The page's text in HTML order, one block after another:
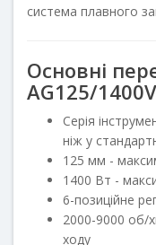
система плавного
Основні
AG125/
Серія
ніж у
125 мм -
1400 Вт -
6-позиційне
2000-9000 об/
ходу